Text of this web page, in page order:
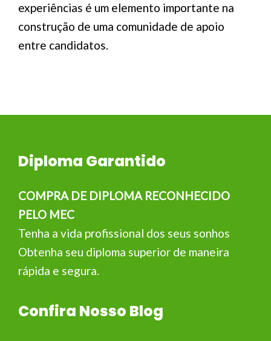
experiências é um elemento importante na
construção de uma comunidade de apoio
entre candidatos.
Diploma Garantido
COMPRA DE DIPLOMA RECONHECIDO
PELO MEC
Tenha a vida profissional dos seus sonhos
Obtenha seu diploma superior de maneira
rápida e segura.
Confira Nosso Blog